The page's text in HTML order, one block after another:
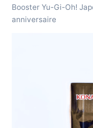
Booster Yu-Gi-Oh!
anniversaire